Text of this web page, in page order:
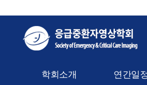
학회소개 연간일